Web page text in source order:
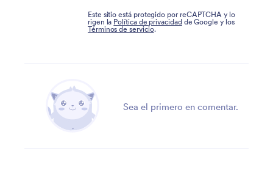
Este sitio está protegido por reCAPTCHA y lo
rigen la Política de privacidadde Google y los
Términos de servicio.
Sea el primero en comentar.